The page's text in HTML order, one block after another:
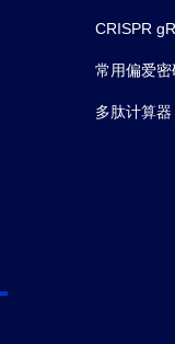
CRISPR
常用偏爱
多肽计算器